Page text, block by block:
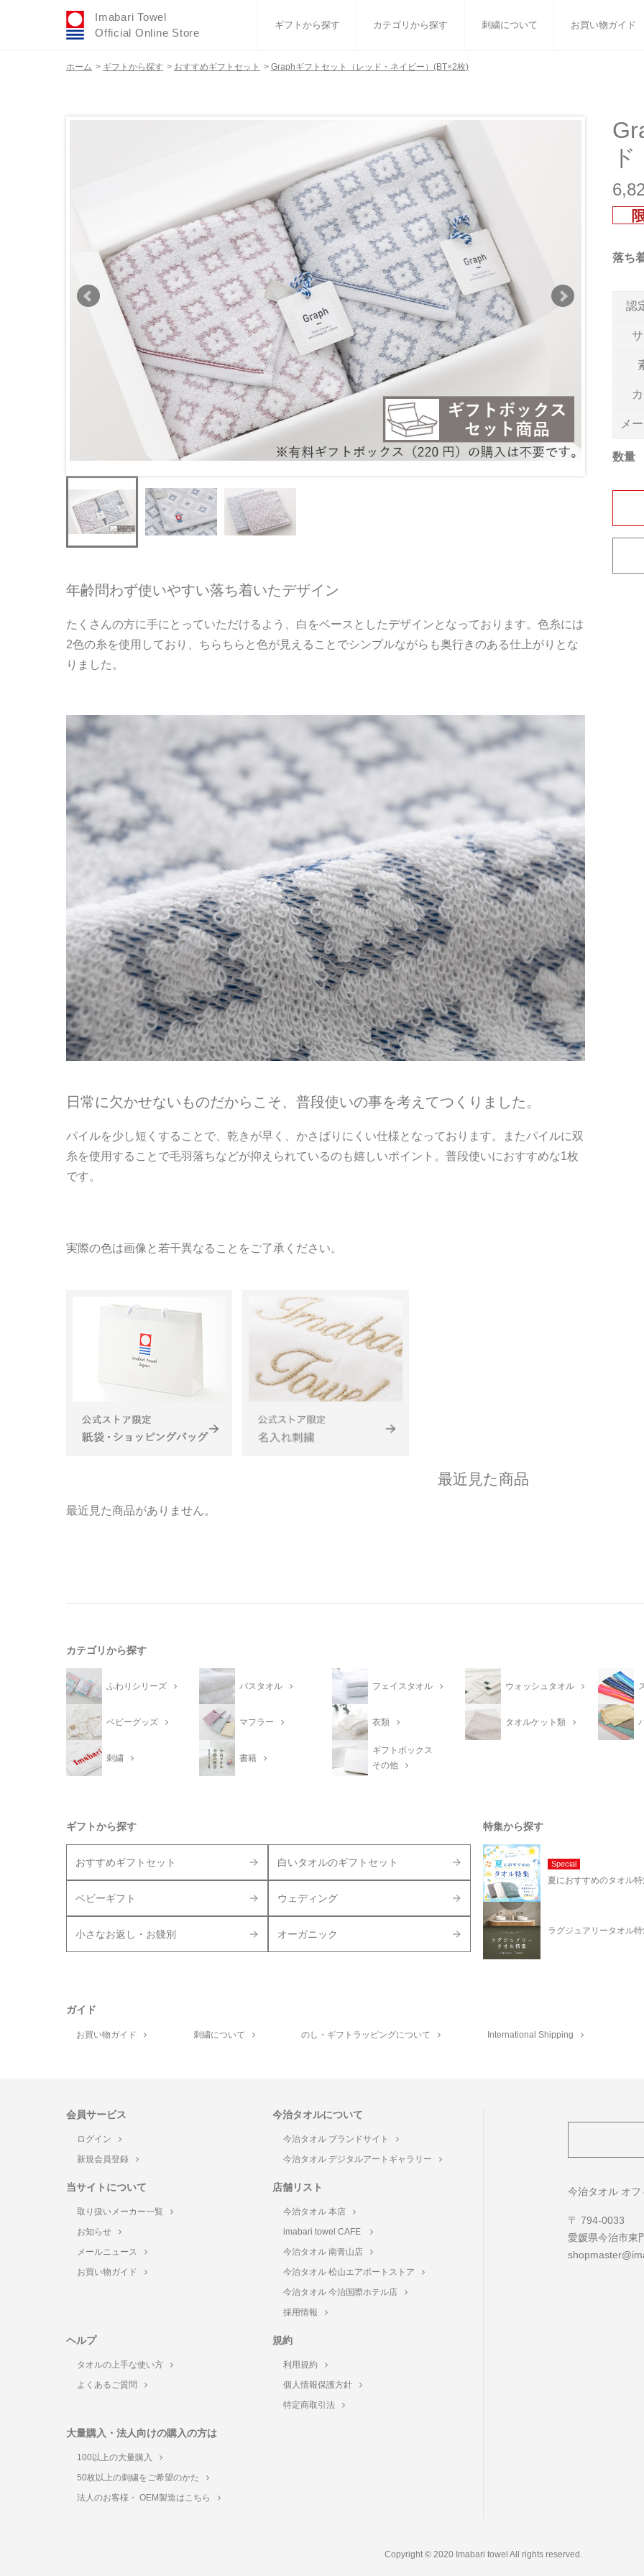
Imabari Towel
Official Online Store
ギフトから探す カテゴリから探す 刺繍について お買い物ガイド
小さなお返し・お餞別 衣類
タオル雑貨 書籍
ホーム > ギフトから探す > おすすめギフトセット > Graphギフトセット（レッド・ネイビー）(BT×2枚)
年齢問わず使いやすい落ち着いたデザイン
たくさんの方に手にとっていただけるよう、白をベースとしたデザインとなっております。色糸には
2色の糸を使用しており、ちらちらと色が見えることでシンプルながらも奥行きのある仕上がりとな
りました。
日常に欠かせないものだからこそ、普段使いの事を考えてつくりました。
パイルを少し短くすることで、乾きが早く、かさばりにくい仕様となっております。またパイルに双
糸を使用することで毛羽落ちなどが抑えられているのも嬉しいポイント。普段使いにおすすめな1枚
です。
実際の色は画像と若干異なることをご了承ください。
落ち
認
メ
数量
最近見た商品
最近見た商品がありません。
カテゴリから探す
ふわりシリーズ バスタオル フェイスタオル ウォッシュタオル
ベビーグッズ マフラー 衣類 タオルケット類
刺繍 書籍
ギフトボックス
その他
ギフトから探す
おすすめギフトセット 白いタオルのギフトセット
ベビーギフト ウェディング
小さなお返し・お餞別 オーガニック
特集から探す
Special
夏におすすめのタオル
ラグジュアリータオル
ガイド
お買い物ガイド 刺繍について のし・ギフトラッピングについて International Shipping
会員サービス
ログイン
新規会員登録
今治タオルについて
今治タオル ブランドサイト
今治タオル デジタルアートギャラリー
当サイトについて
取り扱いメーカー一覧
お知らせ
メールニュース
お買い物ガイド
店舗リスト
今治タオル 本店
imabari towel CAFE
今治タオル 南青山店
今治タオル 松山エアポートストア
今治タオル 今治国際ホテル店
採用情報
ヘルプ
タオルの上手な使い方
よくあるご質問
規約
利用規約
個人情報保護方針
特定商取引法
大量購入・法人向けの購入の方は
100以上の大量購入
50枚以上の刺繍をご希望のかた
法人のお客様・ OEM製造はこちら
今治タオル オ
〒 794-0033
愛媛県今治市東
Copyright © 2020 Imabari towel All rights reserved.